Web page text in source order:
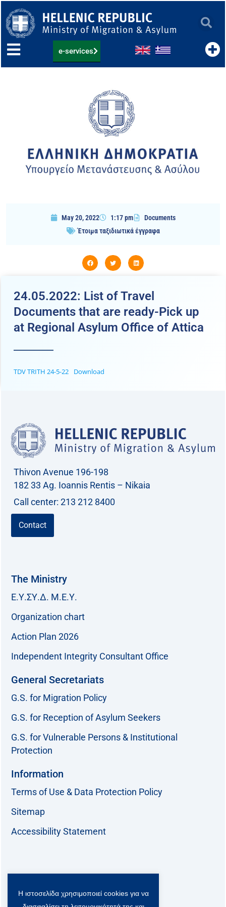
to
content
e-services
May 20, 2022 1:17 pm
Documents
Έτοιμα ταξιδιωτικά έγγραφα
24.05.2022: List of Travel
Documents that are ready-Pick up
at Regional Asylum Office of Attica
TDV TRITH 24-5-22 Download
Thivon Avenue 196-198
182 33 Ag. Ioannis Rentis – Nikaia
Call center: 213 212 8400
Contact
The Ministry
Ε.Υ.ΣΥ.Δ. Μ.Ε.Υ.
Organization chart
Action Plan 2026
Independent Integrity Consultant Office
General Secretariats
G.S. for Migration Policy
G.S. for Reception of Asylum Seekers
G.S. for Vulnerable Persons & Institutional
Protection
Information
Terms of Use & Data Protection Policy
Sitemap
Accessibility Statement
F T L Y
Η ιστοσελίδα χρησιμοποιεί cookies για να